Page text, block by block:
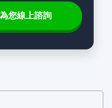
您線上諮詢